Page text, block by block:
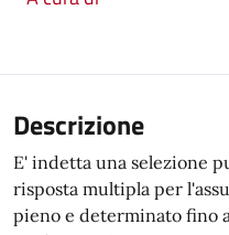
Descrizione
E' indetta una selezione
risposta multipla per
pieno e determinato fino